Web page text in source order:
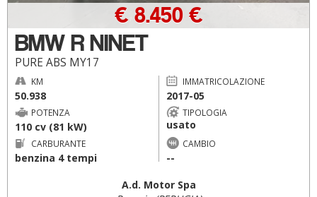
BMW R NINET
PURE ABS MY17
€ 8.450 €
KM
50.938
IMMATRICOLAZIONE
2017-05
POTENZA
110 cv (81 kW)
TIPOLOGIA
usato
CARBURANTE
benzina 4 tempi
CAMBIO
--
A.d. Motor Spa